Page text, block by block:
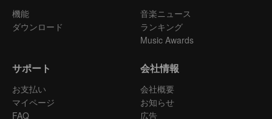
機能
ダウンロード
音楽ニュース
ランキング
Music Awards
サポート
お支払い
マイページ
FAQ
会社情報
会社概要
お知らせ
広告